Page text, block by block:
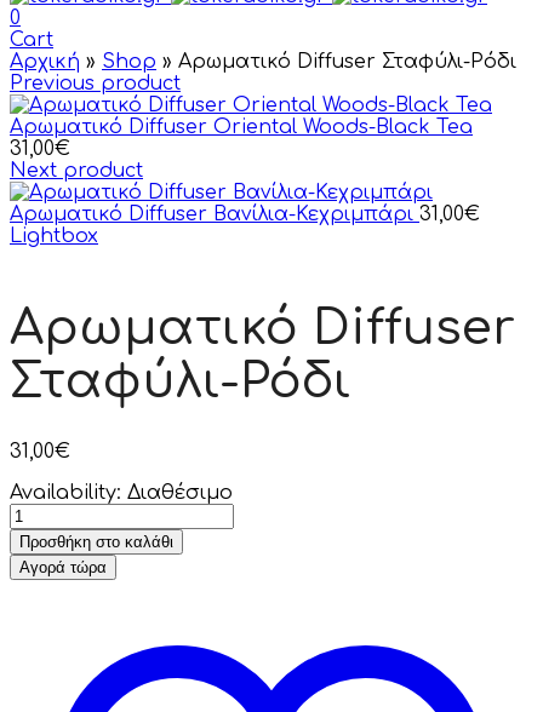
0
Cart
Αρχική » Shop » Αρωματικό Diffuser Σταφύλι-Ρόδι
Previous product
Αρωματικό Diffuser Oriental Woods-Black Tea
31,00€
Next product
Αρωματικό Diffuser Βανίλια-Κεχριμπάρι 31,00€
Lightbox
Αρωματικό Diffuser
Σταφύλι-Ρόδι
31,00€
Availability: Διαθέσιμο
Προσθήκη στο καλάθι
Αγορά τώρα